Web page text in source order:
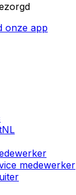
onze app
medewerker